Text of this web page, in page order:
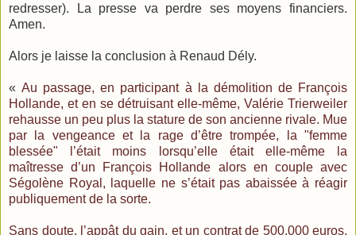
redresser). La presse va perdre ses moyens financiers.
Amen.
Alors je laisse la conclusion à Renaud Dély.
«Au passage, en participant à la démolition de François
Hollande, et en se détruisant elle-même, Valérie Trierweiler
rehausse un peu plus la stature de son ancienne rivale. Mue
par la vengeance et la rage d’être trompée, la "femme
blessée" l’était moins lorsqu’elle était elle-même la
maîtresse d’un François Hollande alors en couple avec
Ségolène Royal, laquelle ne s’était pas abaissée à réagir
publiquement de la sorte.
Sans doute, l’appât du gain, et un contrat de 500.000 euros,